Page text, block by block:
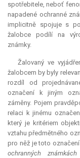
spotřebitele, neboť
napadené ochranné
implicitně spojuje s
žalobce podílí na
známky.
Žalovaný ve
žalobcem by byly
rozdíl od
označení k jiným
záměny. Pojem
relaci k jinému
který je kritériem
vztahu předmětného
pro něž je toto
ochranných